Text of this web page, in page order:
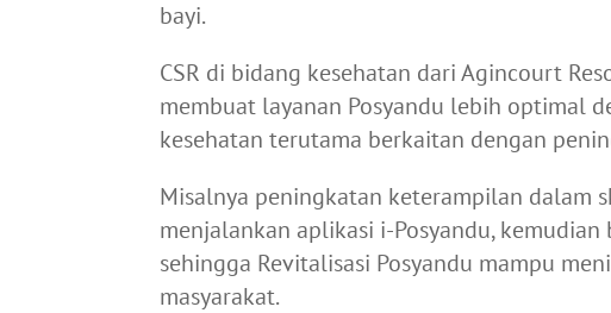
bayi.
CSR di bidang kesehatan dari Agincourt
membuat layanan Posyandu lebih optimal
kesehatan terutama berkaitan dengan
Misalnya peningkatan keterampilan dalam
menjalankan aplikasi i-Posyandu,
sehingga Revitalisasi Posyandu mampu
masyarakat.